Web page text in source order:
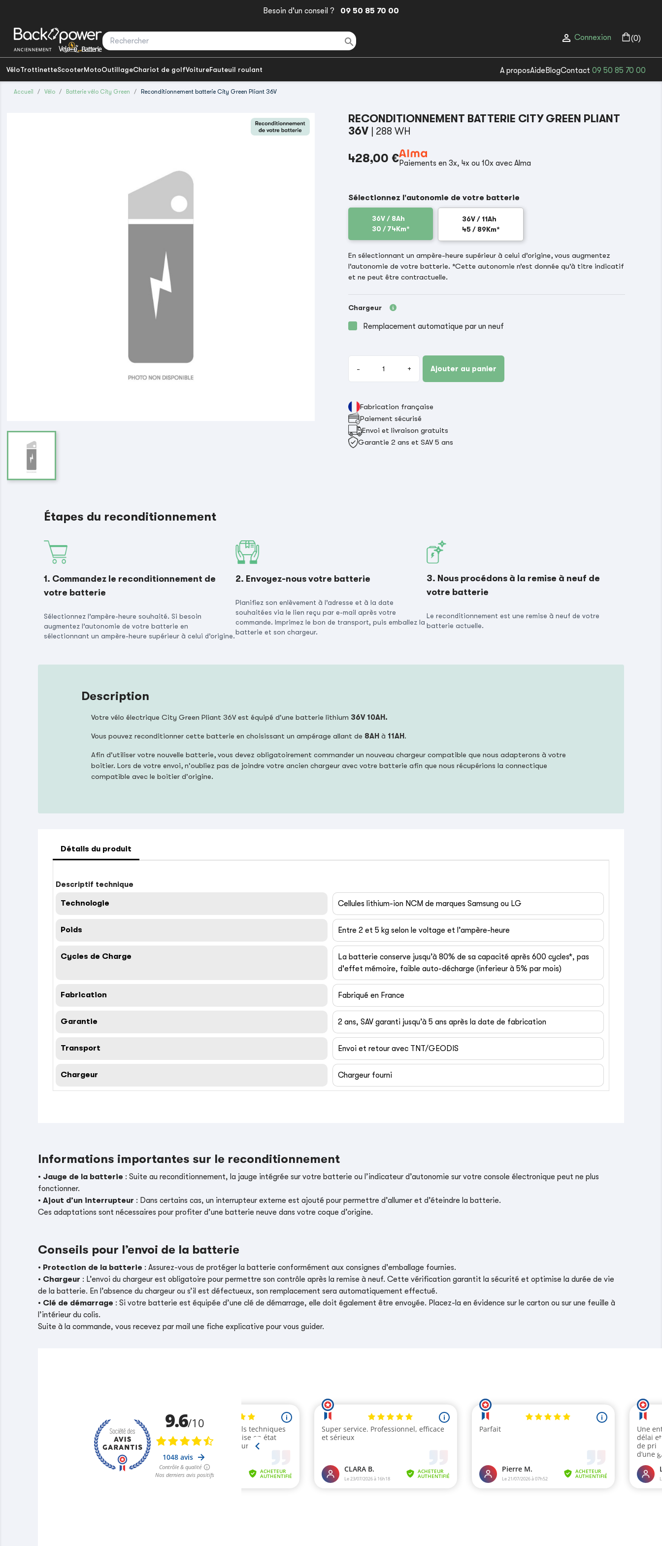
Besoin d'un conseil ? 09 50 85 70 00
  Connexion (0)
VéloTrottinetteScooterMotoOutillageChariot de golfVoitureFauteuil roulant A proposAide BlogContact 09 50 85 70 00
Accueil Vélo Batterie vélo City Green Reconditionnement batterie City Green Pliant 36V
RECONDITIONNEMENT BATTERIE CITY GREEN PLIANT
36V
| 288 WH
428,00 €Paiements en 3x, 4x ou 10x avec Alma
Sélectionnez l'autonomie de votre batterie
36V / 8Ah
30 / 74Km*
36V / 11Ah
45 / 89Km*
En sélectionnant un ampère-heure supérieur à celui d’origine, vous augmentez
l’autonomie de votre batterie. *Cette autonomie n’est donnée qu’à titre indicatif
et ne peut être contractuelle.
Chargeur
Remplacement automatique par un neuf
- + Ajouter au panier
Fabrication française
Paiement sécurisé
Envoi et livraison gratuits
Garantie 2 ans et SAV 5 ans
Étapes du reconditionnement
1. Commandez le reconditionnement de
votre batterie
Sélectionnez l’ampère-heure souhaité. Si besoin
augmentez l’autonomie de votre batterie en
sélectionnant un ampère-heure supérieur à celui d’origine.
2. Envoyez-nous votre batterie
Planifiez son enlèvement à l’adresse et à la date
souhaitées via le lien reçu par e-mail après votre
commande. Imprimez le bon de transport, puis emballez la
batterie et son chargeur.
3. Nous procédons à la remise à neuf de
votre batterie
Le reconditionnement est une remise à neuf de votre
batterie actuelle.
Description
Votre vélo électrique City Green Pliant 36V est équipé d'une batterie lithium 36V 10AH.
Vous pouvez reconditionner cette batterie en choisissant un ampérage allant de 8AH à 11AH.
Afin d'utiliser votre nouvelle batterie, vous devez obligatoirement commander un nouveau chargeur compatible que nous adapterons à votre
boitier. Lors de votre envoi, n'oubliez pas de joindre votre ancien chargeur avec votre batterie afin que nous récupérions la connectique
compatible avec le boitier d'origine.
Détails du produit
Descriptif technique
Technologie Cellules lithium-ion NCM de marques Samsung ou LG
Poids Entre 2 et 5 kg selon le voltage et l’ampère-heure
Cycles de Charge
La batterie conserve jusqu’à 80% de sa capacité après 600 cycles*, pas
d'effet mémoire, faible auto-décharge (inferieur à 5% par mois)
Fabrication Fabriqué en France
Garantie 2 ans, SAV garanti jusqu’à 5 ans après la date de fabrication
Transport Envoi et retour avec TNT/GEODIS
Chargeur Chargeur fourni
Informations importantes sur le reconditionnement
• Jauge de la batterie : Suite au reconditionnement, la jauge intégrée sur votre batterie ou l’indicateur d’autonomie sur votre console électronique peut ne plus
fonctionner.
•Ajout d’un interrupteur : Dans certains cas, un interrupteur externe est ajouté pour permettre d’allumer et d’éteindre la batterie.
Ces adaptations sont nécessaires pour profiter d’une batterie neuve dans votre coque d’origine.
Conseils pour l’envoi de la batterie
• Protection de la batterie : Assurez-vous de protéger la batterie conformément aux consignes d'emballage fournies.
• Chargeur : L’envoi du chargeur est obligatoire pour permettre son contrôle après la remise à neuf. Cette vérification garantit la sécurité et optimise la durée de vie
de la batterie. En l’absence du chargeur ou s’il est défectueux, son remplacement sera automatiquement effectué.
• Clé de démarrage : Si votre batterie est équipée d’une clé de démarrage, elle doit également être envoyée. Placez-la en évidence sur le carton ou sur une feuille à
l’intérieur du colis.
Suite à la commande, vous recevez par mail une fiche explicative pour vous guider.